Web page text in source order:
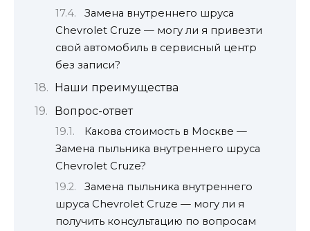
Замена внутреннего шруса
Chevrolet Cruze — могу ли я привезти
свой автомобиль в сервисный центр
без записи?
Наши преимущества
Вопрос-ответ
Какова стоимость в Москве —
Замена пыльника внутреннего шруса
Chevrolet Cruze?
Замена пыльника внутреннего
шруса Chevrolet Cruze — могу ли я
получить консультацию по вопросам